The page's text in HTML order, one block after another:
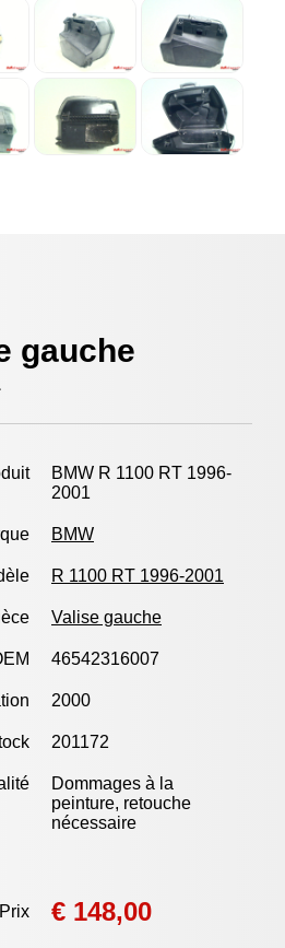
gauche
BMW R 1100 RT 1996-
2001
BMW
R 1100 RT 1996-2001
Valise gauche
46542316007
2000
201172
Dommages à la
peinture, retouche
nécessaire
Prix € 148,00